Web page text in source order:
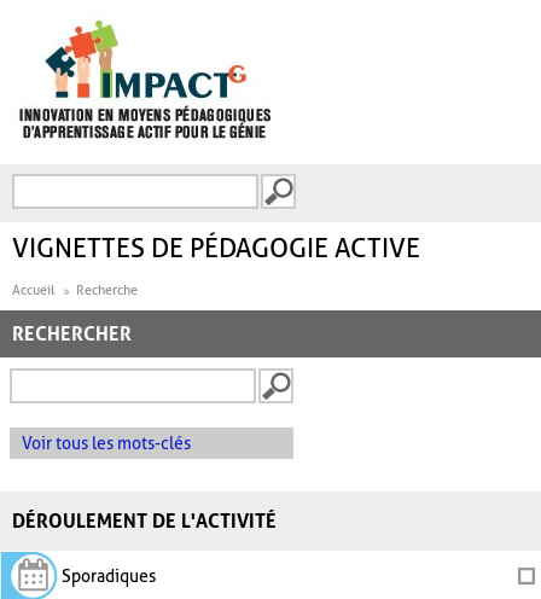
FORMULAIRE DE
VIGNETTES DE PÉDAGOGIE ACTIVE
Accueil Recherche
RECHERCHER
Voir tous les mots-clés
DÉROULEMENT DE L'ACTIVITÉ
Sporadiques